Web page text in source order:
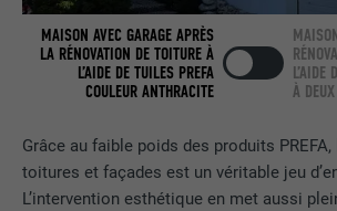
Grâce au faible poids des produits
toitures et façades est un véritable jeu
L’intervention esthétique en met aussi
MAISON AVEC GARAGE APRÈS
LA RÉNOVATION DE TOITURE À
L’AIDE DE TUILES PREFA
COULEUR ANTHRACITE
L’AIDE
À
bscookie
FOURNISSEUR LinkedIn
UTILITÉ
Utilisé par le service de
LinkedIn pour suivre